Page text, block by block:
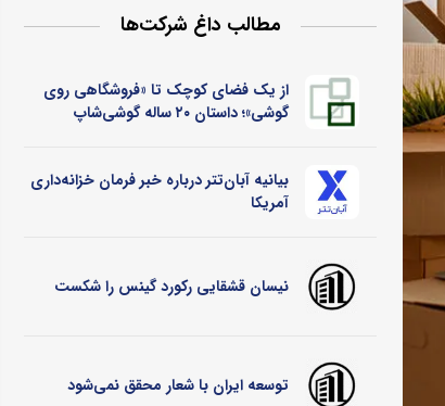
مطالب داغ شرکت‌ها
از یک فضای کوچک تا «فروشگاهی روی
گوشی»؛ داستان ۲۰ ساله گوشی‌شاپ
بیانیه آبان‌تتر درباره خبر فرمان خزانه‌داری
آمریکا
نیسان قشقایی رکورد گینس را شکست
توسعه ایران با شعار محقق نمی‌شود